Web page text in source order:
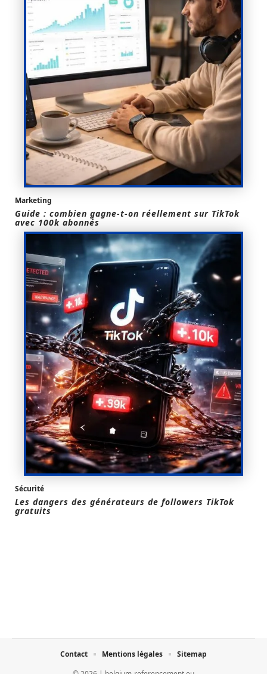
Marketing
Guide : combien gagne-t-on réellement sur TikTok
avec 100k abonnés
Sécurité
Les dangers des générateurs de followers TikTok
gratuits
Contact Mentions légales Sitemap